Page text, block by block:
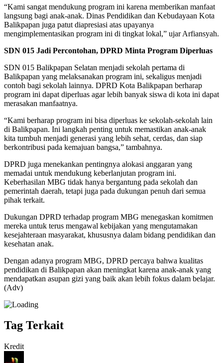
“Kami sangat mendukung program ini karena memberikan manfaat
langsung bagi anak-anak. Dinas Pendidikan dan Kebudayaan Kota
Balikpapan juga patut diapresiasi atas upayanya
mengimplementasikan program ini di tingkat lokal,” ujar Arfiansyah.
SDN 015 Jadi Percontohan, DPRD Minta Program Diperluas
SDN 015 Balikpapan Selatan menjadi sekolah pertama di
Balikpapan yang melaksanakan program ini, sekaligus menjadi
contoh bagi sekolah lainnya. DPRD Kota Balikpapan berharap
program ini dapat diperluas agar lebih banyak siswa di kota ini dapat
merasakan manfaatnya.
“Kami berharap program ini bisa diperluas ke sekolah-sekolah lain
di Balikpapan. Ini langkah penting untuk memastikan anak-anak
kita tumbuh menjadi generasi yang lebih sehat, cerdas, dan siap
berkontribusi pada kemajuan bangsa,” tambahnya.
DPRD juga menekankan pentingnya alokasi anggaran yang
memadai untuk mendukung keberlanjutan program ini.
Keberhasilan MBG tidak hanya bergantung pada sekolah dan
pemerintah daerah, tetapi juga pada dukungan penuh dari semua
pihak terkait.
Dukungan DPRD terhadap program MBG menegaskan komitmen
mereka untuk terus mengawal kebijakan yang mengutamakan
kesejahteraan masyarakat, khususnya dalam bidang pendidikan dan
kesehatan anak.
Dengan adanya program MBG, DPRD percaya bahwa kualitas
pendidikan di Balikpapan akan meningkat karena anak-anak yang
mendapatkan asupan gizi yang baik akan lebih fokus dalam belajar.
(Adv)
Tag Terkait
Kredit